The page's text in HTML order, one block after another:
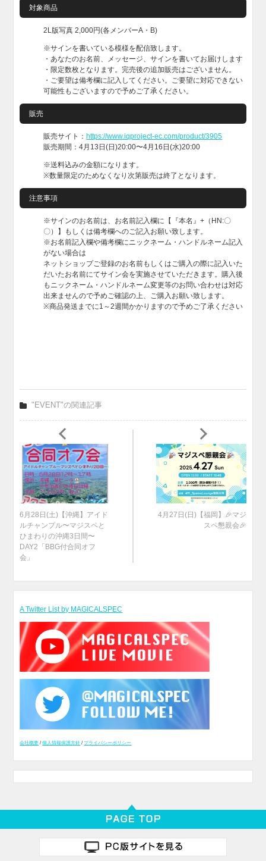
対象商品
2L版写真 2,000円(各メンバーA・B)
※サインを書いている模様を配信致します。
・あなたのお名前、メッセージ、サインを書いてお届けします
・限定数枚となります。完売後の追加販売はございません。
・ご要望は備考欄に記入してください。ご要望に対応できない
可能性もございますので予めご了承ください。
販売
販売サイト： https://www.iqproject-ec.com/product/3905
販売期間：4月13日(日)20:00〜4月16日(水)20:00
※送料込みの金額になります。
※数量限定のためなくなり次第販売は終了となります。
注意事項
※サインのお名前は、お名前記入欄に【『本名』+（HN:〇
〇）】もしくは備考欄へのご記入お願い致します。
※お名前記入欄や備考欄にニックネーム・ハンドルネーム記入
がない場合は
ネットショップご登録のお名前もしくはご購入の際に記入いた
だいたお名前にてサイン会を実施させていただきます。購入後
もニックネーム・ハンドルネーム変更等のお問い合わせは対応
出来ませんので予めご確認の上、ご購入お願い致します。
※商品発送までに1～2週間かかりますので予めご了承ください
"EVENT"の関連記事
6月28日(土)【沖縄】アイド
ルチャンプル〜マジスペと
ひまわりの沖縄3日間〜
DAY2「BBG付合同オフ
会」
4月27日(日)【福岡】🎉マジ
スペ懇親会🎉
A Twitter List by MAGICALSPEC
会社概要 /個人情報保護方針 /プライバシーポリシー